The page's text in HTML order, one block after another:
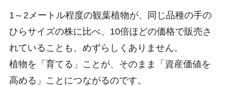
1～2メートル程度の観葉植物が、同じ品種の手の
ひらサイズの株に比べ、10倍ほどの価格で販売さ
れていることも、めずらしくありません。
植物を「育てる」ことが、そのまま「資産価値を
高める」ことにつながるのです。